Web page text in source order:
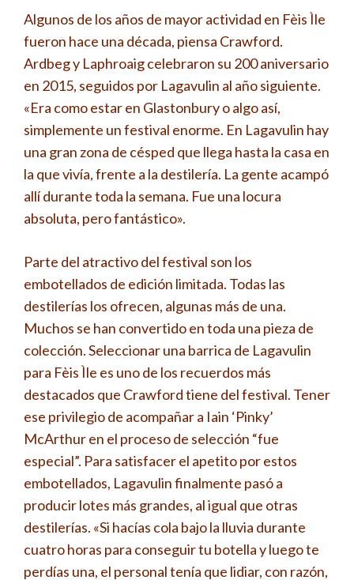
Algunos de los años de mayor actividad en Fèis Ìle
fueron hace una década, piensa Crawford.
Ardbeg y Laphroaig celebraron su 200 aniversario
en 2015, seguidos por Lagavulin al año siguiente.
«Era como estar en Glastonbury o algo así,
simplemente un festival enorme. En Lagavulin hay
una gran zona de césped que llega hasta la casa en
la que vivía, frente a la destilería. La gente acampó
allí durante toda la semana. Fue una locura
absoluta, pero fantástico».
Parte del atractivo del festival son los
embotellados de edición limitada. Todas las
destilerías los ofrecen, algunas más de una.
Muchos se han convertido en toda una pieza de
colección. Seleccionar una barrica de Lagavulin
para Fèis Ìle es uno de los recuerdos más
destacados que Crawford tiene del festival. Tener
ese privilegio de acompañar a Iain ‘Pinky’
McArthur en el proceso de selección “fue
especial”. Para satisfacer el apetito por estos
embotellados, Lagavulin finalmente pasó a
producir lotes más grandes, al igual que otras
destilerías. «Si hacías cola bajo la lluvia durante
cuatro horas para conseguir tu botella y luego te
perdías una, el personal tenía que lidiar, con razón,